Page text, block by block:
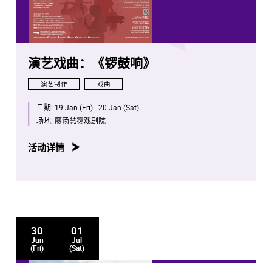
演艺戏曲：《锣鼓响》
演艺制作 戏曲
日期: 19 Jan (Fri) - 20 Jan (Sat)
场地: 廖汤慧霭戏剧院
活动详情
30
Jun
(Fri)
01
Jul
(Sat)